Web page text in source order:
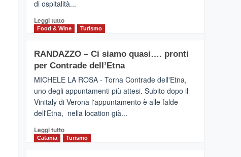
siciliana
FOUR
PRESENTA
IL
SUMMER
BOOK
CLUB
di ospitalità...
Leggi tuttoLeggi
di
VIAGRANDE
(Ct)
–
presenta
“Vino
&
2026”.
Le
Food & Wine Turismo
RANDAZZO – Ci siamo quasi…. pronti
per Contrade dell’Etna
MICHELE LA ROSA - Torna Contrade dell'Etna,
uno degli appuntamenti più attesi. Subito dopo il
Vinitaly di Verona l'appuntamento è alle falde
dell'Etna, nella location già...
Leggi tuttoLeggi
di
Catania Turismo